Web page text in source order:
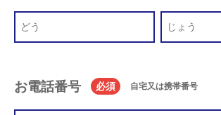
お電話番号 必須 自宅又は携帯番号